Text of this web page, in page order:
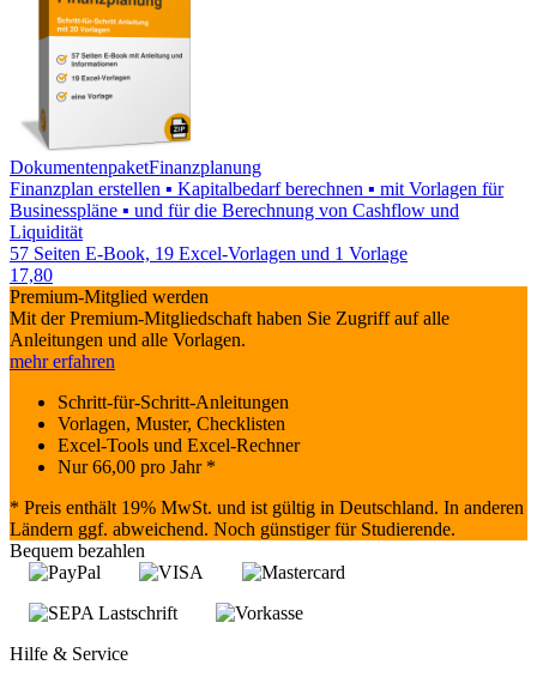
DokumentenpaketFinanzplanung
Finanzplan erstellen ▪ Kapitalbedarf berechnen ▪ mit Vorlagen für
Businesspläne ▪ und für die Berechnung von Cashflow und
Liquidität
57 Seiten E-Book, 19 Excel-Vorlagen und 1 Vorlage
17,80
Premium-Mitglied werden
Mit der Premium-Mitgliedschaft haben Sie Zugriff auf alle
Anleitungen und alle Vorlagen.
mehr erfahren
Schritt-für-Schritt-Anleitungen
Vorlagen, Muster, Checklisten
Excel-Tools und Excel-Rechner
Nur66,00 pro Jahr *
* Preis enthält 19% MwSt. und ist gültig in Deutschland. In anderen
Ländern ggf. abweichend. Noch günstiger für Studierende.
Bequem bezahlen
Hilfe & Service